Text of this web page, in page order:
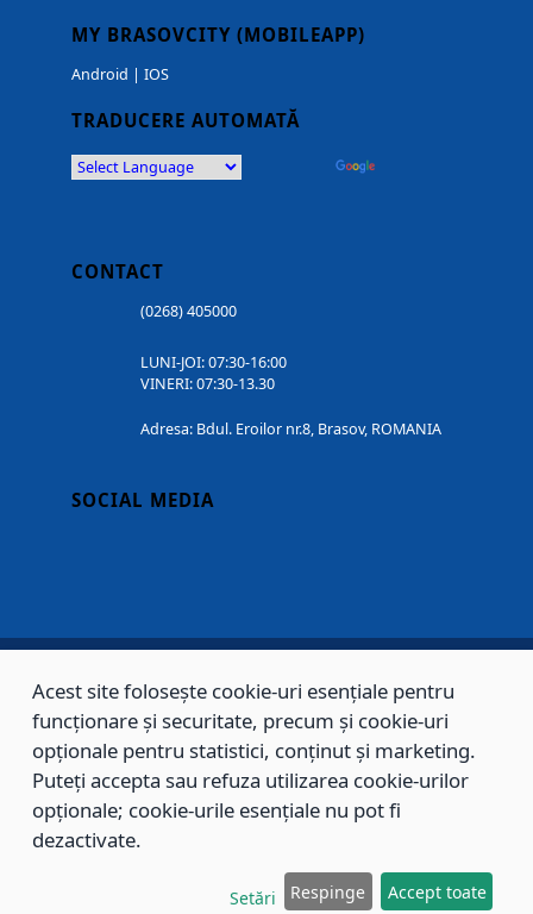
MY BRASOVCITY (MOBILEAPP)
Android | IOS
TRADUCERE AUTOMATĂ
CONTACT
(0268) 405000
LUNI-JOI: 07:30-16:00
VINERI: 07:30-13.30
Adresa: Bdul. Eroilor nr.8, Brasov, ROMANIA
SOCIAL MEDIA
Copyright © 2002 - 2026 - PRIMĂRIA MUNICIPIULUI BRAȘOV, toate drepturile
rezervate.
Sitemap Contact
Acest site folosește cookie-uri esențiale pentru
funcționare și securitate, precum și cookie-uri
opționale pentru statistici, conținut și marketing.
Puteți accepta sau refuza utilizarea cookie-urilor
opționale; cookie-urile esențiale nu pot fi
dezactivate.
Setări Respinge Accept toate